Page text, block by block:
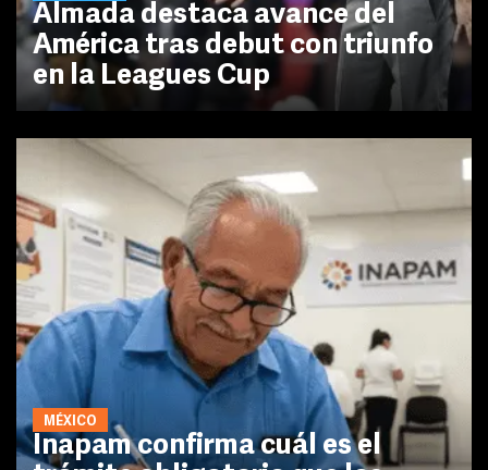
Almada destaca avance del
América tras debut con triunfo
en la Leagues Cup
MÉXICO
Inapam confirma cuál es el